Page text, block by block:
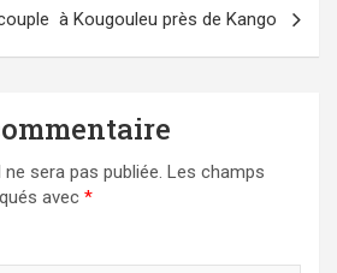
à Kougouleu près de Kango
sera pas publiée. Les champs
avec *